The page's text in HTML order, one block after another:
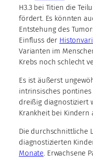
H3.3 bei Titien die
fördert. Es könnten
Entstehung des
Einfluss der
Varianten im
Krebs noch schlecht
Es ist äußerst
intrinsisches pontines
dreißig diagnostiziert
Krankheit bei Kindern
Die durchschnittliche
diagnostizierten
Monate. Erwachsene